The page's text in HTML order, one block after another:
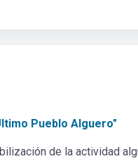
Pueblo Alguero"
de la actividad